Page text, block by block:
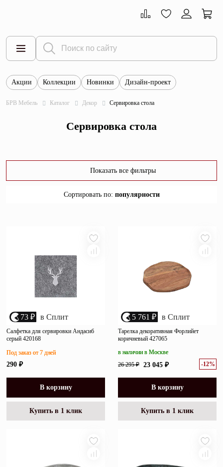
Все товары
Тумбы
Полки
Матрасы
Прихожие
Освещение
Декор
О нас
Наши салоны
Покупателям
Обратный звонок
Акции Коллекции Новинки Дизайн-проект
БРВ Мебель Каталог Декор Сервировка стола
Сервировка стола
Показать все фильтры
Сортировать по: популярности
73 ₽ в Сплит
Салфетка для сервировки Андасиб
серый 420168
290 ₽
Под заказ от 7 дней
В корзину
Купить в 1 клик
5 761 ₽ в Сплит
Тарелка декоративная Форлийет
коричневый 427065
26 295 ₽ 23 045 ₽ -12%
в наличии в Москве
В корзину
Купить в 1 клик